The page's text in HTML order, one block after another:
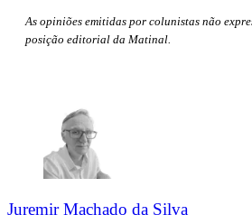
As opiniões emitidas por colunistas não
posição editorial da Matinal.
Juremir Machado da Silva